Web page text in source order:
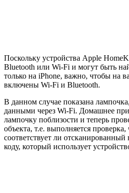
Поскольку устройства Apple
Bluetooth или Wi-Fi и могут быть
только на iPhone, важно, чтобы на
включены Wi-Fi и Bluetooth.
В данном случае показана
данными через Wi-Fi. Домашнее
лампочку поблизости и теперь
объекта, т.е. выполняется
соответствует ли
коду, который использует